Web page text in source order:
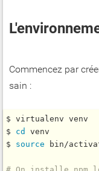
Commencez par
sain :
$ virtualenv venv
$ cd
venv
$ source bin/